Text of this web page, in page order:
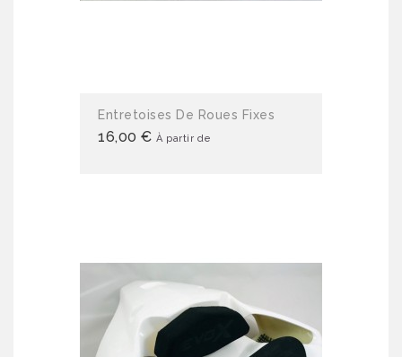
Entretoises De Roues Fixes
16,00 € À partir de